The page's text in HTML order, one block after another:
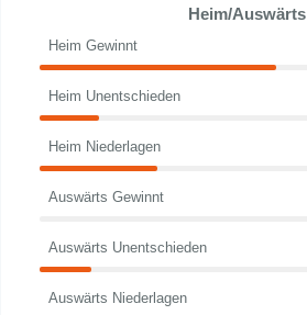
Heim/Auswärts
Heim Gewinnt
Heim Unentschieden
Heim Niederlagen
Auswärts Gewinnt
Auswärts Unentschieden
Auswärts Niederlagen